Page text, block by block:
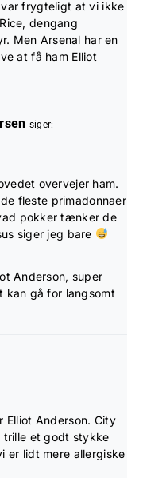
frygteligt at vi ikke
dengang
Men Arsenal har en
at få ham Elliot
siger:
overvejer ham.
fleste primadonnaer
pokker tænker de
siger jeg bare
Anderson, super
kan gå for langsomt
Elliot Anderson. City
trille et godt stykke
er lidt mere allergiske